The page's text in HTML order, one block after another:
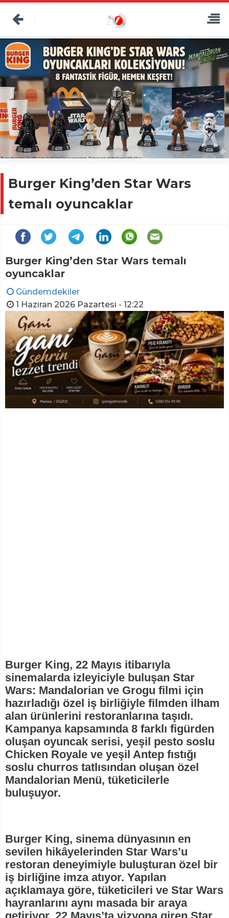
Burger King’den Star Wars
temalı oyuncaklar
Burger King’den Star Wars temalı
oyuncaklar
Gündemdekiler
1 Haziran 2026 Pazartesi - 12:22
Burger King, 22 Mayıs itibarıyla
sinemalarda izleyiciyle buluşan Star
Wars: Mandalorian ve Grogu filmi için
hazırladığı özel iş birliğiyle filmden ilham
alan ürünlerini restoranlarına taşıdı.
Kampanya kapsamında 8 farklı figürden
oluşan oyuncak serisi, yeşil pesto soslu
Chicken Royale ve yeşil Antep fıstığı
soslu churros tatlısından oluşan özel
Mandalorian Menü, tüketicilerle
buluşuyor.
Burger King, sinema dünyasının en
sevilen hikâyelerinden Star Wars’u
restoran deneyimiyle buluşturan özel bir
iş birliğine imza atıyor. Yapılan
açıklamaya göre, tüketicileri ve Star Wars
hayranlarını aynı masada bir araya